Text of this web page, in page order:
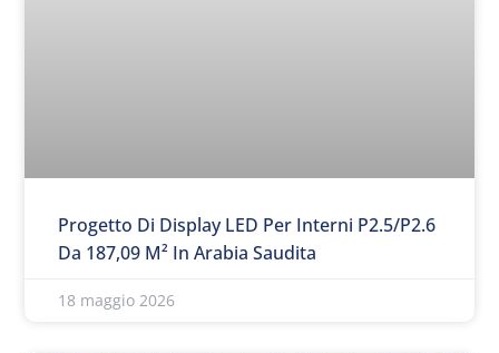
Progetto Di Display LED Per Interni P2.5/P2.6
Da 187,09 M² In Arabia Saudita
18 maggio 2026